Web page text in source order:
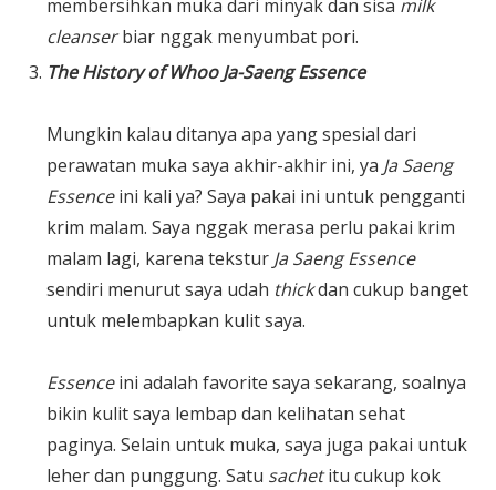
membersihkan muka dari minyak dan sisa milk
cleanserbiar nggak menyumbat pori.
The History of Whoo Ja-Saeng Essence
Mungkin kalau ditanya apa yang spesial dari
perawatan muka saya akhir-akhir ini, ya Ja Saeng
Essenceini kali ya? Saya pakai ini untuk pengganti
krim malam. Saya nggak merasa perlu pakai krim
malam lagi, karena tekstur Ja Saeng Essence
sendiri menurut saya udah thickdan cukup banget
untuk melembapkan kulit saya.
Essenceini adalah favorite saya sekarang, soalnya
bikin kulit saya lembap dan kelihatan sehat
paginya. Selain untuk muka, saya juga pakai untuk
leher dan punggung. Satu sachetitu cukup kok